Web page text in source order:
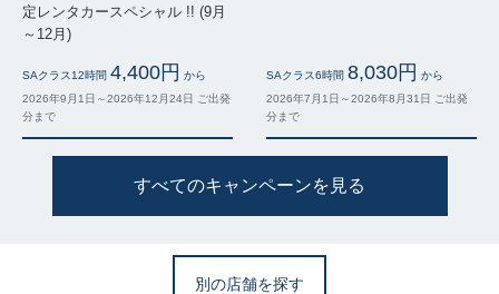
定レンタカースペシャル !! (9月
～12月)
SAクラス12時間 4,400円 から
2026年9月1日～2026年12月24日 ご出発
分まで
SAクラス6時間 8,030円 から
2026年7月1日～2026年8月31日 ご出発
分まで
すべてのキャンペーンを見る
別の店舗を探す